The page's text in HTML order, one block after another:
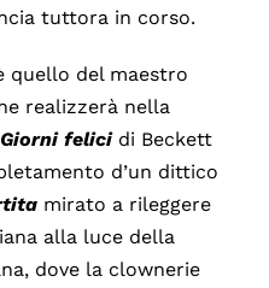
tuttora in corso.
quello del maestro
realizzerà nella
Giorni felici di Beckett
d’un dittico
mirato a rileggere
alla luce della
dove la clownerie